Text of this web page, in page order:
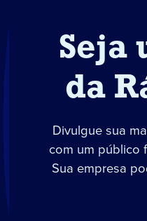
Seja
da
Divulgue sua
com um público
Sua empresa